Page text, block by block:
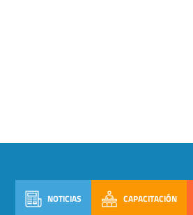
NOTICIAS CAPACITACIÓN